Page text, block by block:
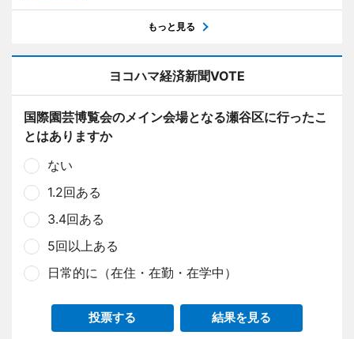
もっと見る
ヨコハマ経済新聞VOTE
国際園芸博覧会のメイン会場となる瀬谷区に行ったこ
とはありますか
ない
1.2回ある
3.4回ある
5回以上ある
日常的に（在住・在勤・在学中）
投票する 結果を見る